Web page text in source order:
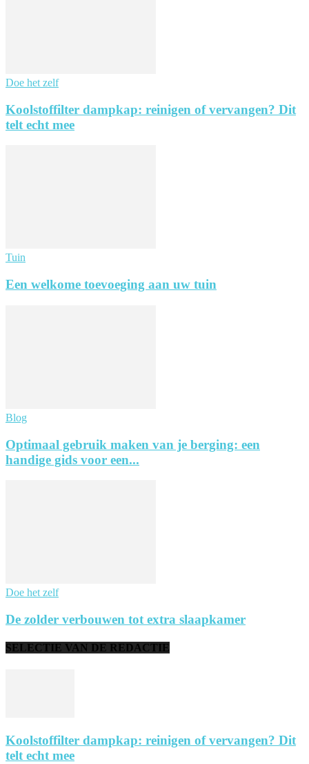
Doe het zelf
Koolstoffilter dampkap: reinigen of vervangen? Dit
telt echt mee
Tuin
Een welkome toevoeging aan uw tuin
Blog
Optimaal gebruik maken van je berging: een
handige gids voor een...
Doe het zelf
De zolder verbouwen tot extra slaapkamer
SELECTIE VAN DE REDACTIE
Koolstoffilter dampkap: reinigen of vervangen? Dit
telt echt mee